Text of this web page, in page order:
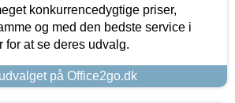
konkurrencedygtige priser,
og med den bedste service i
for at se deres udvalg.
på Office2go.dk